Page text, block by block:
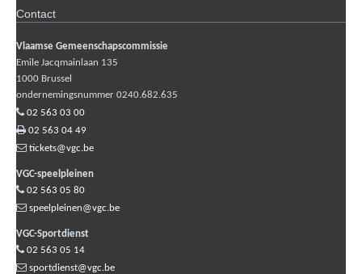
Contact
Vlaamse Gemeenschapscommissie
Emile Jacqmainlaan 135
1000 Brussel
ondernemingsnummer 0240.682.635
02 563 03 00
02 563 04 49
tickets@vgc.be
VGC-speelpleinen
02 563 05 80
speelpleinen@vgc.be
VGC-Sportdienst
02 563 05 14
sportdienst@vgc.be